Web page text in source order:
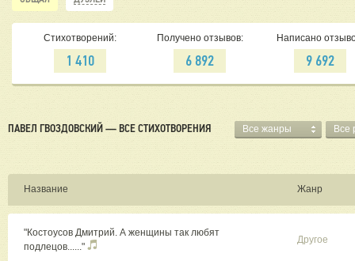
Стихотворений:
1 410
Получено отзывов:
6 892
Написано
9 692
ПАВЕЛ ГВОЗДОВСКИЙ — ВСЕ СТИХОТВОРЕНИЯ Все жанры Все
Название Жанр
"Костоусов Дмитрий. А женщины так любят
подлецов......"
Другое